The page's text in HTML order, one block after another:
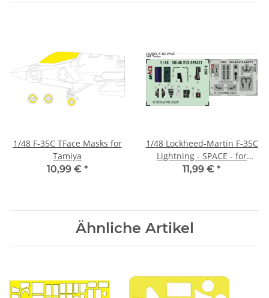
1/48 F-35C TFace Masks for
Tamiya
10,99 € *
1/48 Lockheed-Martin F-35C
Lightning - SPACE - for
Tamiya
11,99 € *
Ähnliche Artikel